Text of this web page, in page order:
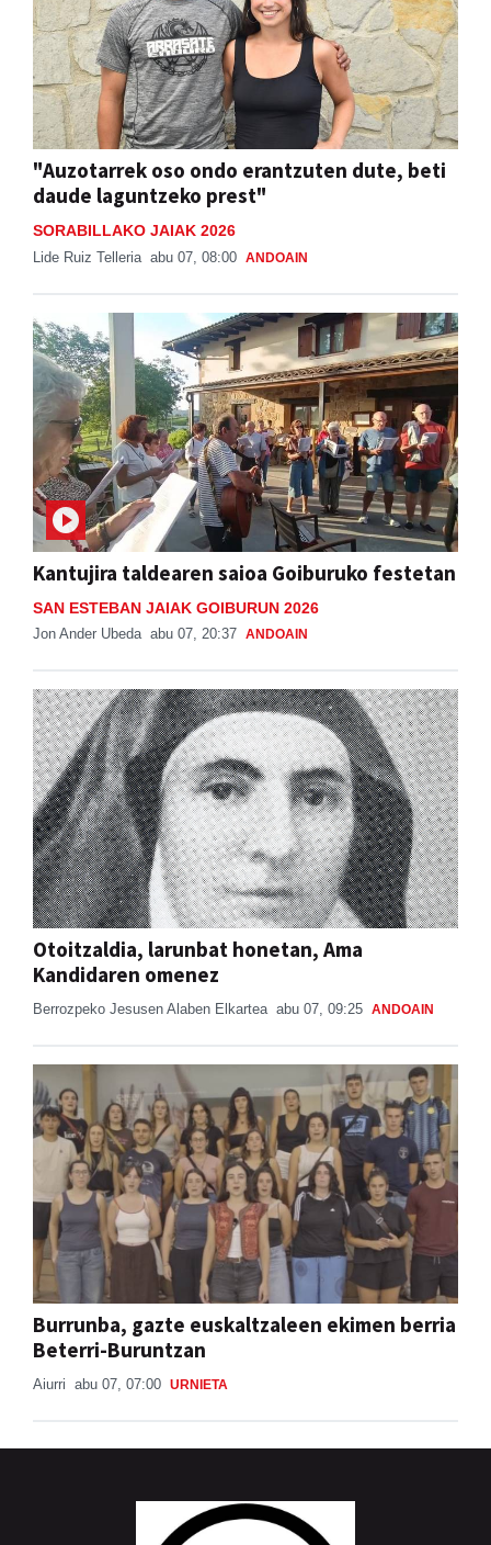
"Auzotarrek oso ondo erantzuten dute, beti
daude laguntzeko prest"
SORABILLAKO JAIAK 2026
Lide Ruiz Telleria abu 07, 08:00 ANDOAIN
Kantujira taldearen saioa Goiburuko festetan
SAN ESTEBAN JAIAK GOIBURUN 2026
Jon Ander Ubeda abu 07, 20:37 ANDOAIN
Otoitzaldia, larunbat honetan, Ama
Kandidaren omenez
Berrozpeko Jesusen Alaben Elkartea abu 07, 09:25 ANDOAIN
Burrunba, gazte euskaltzaleen ekimen berria
Beterri-Buruntzan
Aiurri abu 07, 07:00 URNIETA